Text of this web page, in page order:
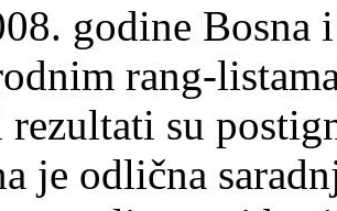
godine Bosna
rang-
rezultati su
je odlična